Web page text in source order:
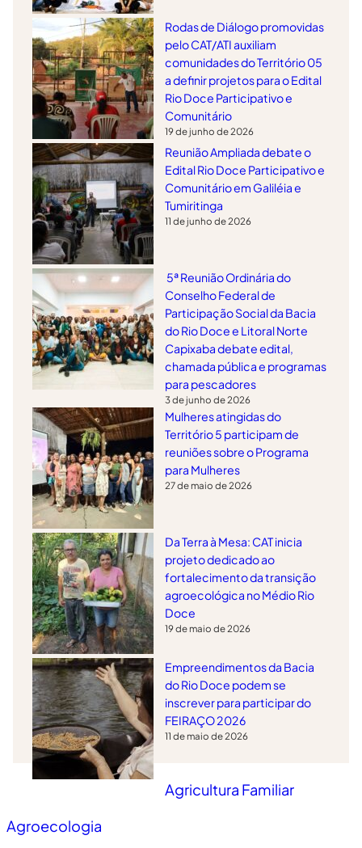
Rodas de Diálogo promovidas
pelo CAT/ATI auxiliam
comunidades do Território 05
a definir projetos para o Edital
Rio Doce Participativo e
Comunitário
19 de junho de 2026
Reunião Ampliada debate o
Edital Rio Doce Participativo e
Comunitário em Galiléia e
Tumiritinga
11 de junho de 2026
5ª Reunião Ordinária do
Conselho Federal de
Participação Social da Bacia
do Rio Doce e Litoral Norte
Capixaba debate edital,
chamada pública e programas
para pescadores
3 de junho de 2026
Mulheres atingidas do
Território 5 participam de
reuniões sobre o Programa
para Mulheres
27 de maio de 2026
Da Terra à Mesa: CAT inicia
projeto dedicado ao
fortalecimento da transição
agroecológica no Médio Rio
Doce
19 de maio de 2026
Empreendimentos da Bacia
do Rio Doce podem se
inscrever para participar do
FEIRAÇO 2026
11 de maio de 2026
Agricultura Familiar
Agroecologia